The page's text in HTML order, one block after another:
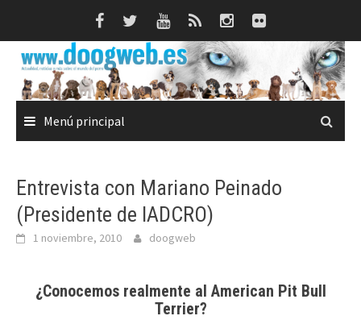
Menú principal
Entrevista con Mariano Peinado
(Presidente de IADCRO)
1 noviembre, 2010 doogweb
¿Conocemos realmente al American Pit Bull
Terrier?